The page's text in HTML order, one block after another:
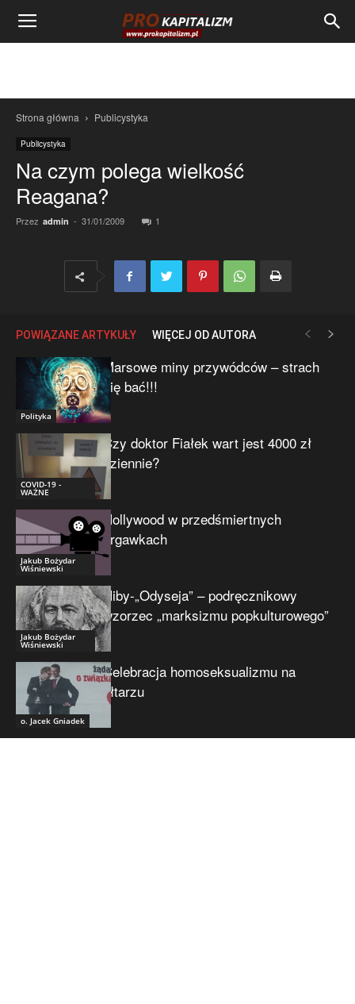
Strona główna Publicystyka
Publicystyka
Na czym polega wielkość
Reagana?
Przez admin - 31/01/2009 1
POWIĄZANE ARTYKUŁY WIĘCEJ OD AUTORA
Polityka
Marsowe miny przywódców – strach
się bać!!!
COVID-19 -
WAŻNE
Czy doktor Fiałek wart jest 4000 zł
dziennie?
Jakub Bożydar
Wiśniewski
Hollywood w przedśmiertnych
drgawkach
Jakub Bożydar
Wiśniewski
Niby-„Odyseja” – podręcznikowy
wzorzec „marksizmu popkulturowego”
o. Jacek Gniadek
Celebracja homoseksualizmu na
ołtarzu